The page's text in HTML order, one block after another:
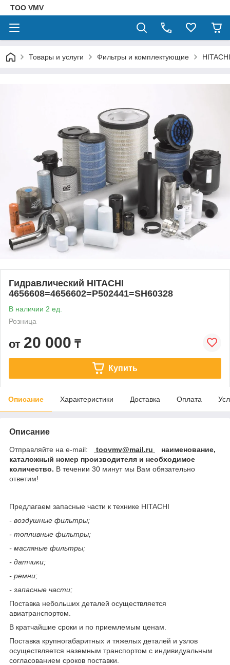
ТОО VMV
Товары и услуги Фильтры и комплектующие HITACHI
Гидравлический HITACHI
4656608=4656602=P502441=SH60328
В наличии 2 ед.
Розница
от 20 000 ₸
Купить
Описание Характеристики Доставка Оплата
Описание
Отправляйте на e-mail: toovmv@mail.ru
наименование,
каталожный номер производителя и необходимое
количество. В течении 30 минут мы Вам обязательно
ответим!
Предлагаем запасные части к технике HITACHI
- воздушные фильтры;
- топливные фильтры;
- масляные фильтры;
- датчики;
- ремни;
- запасные части;
Поставка небольших деталей осуществляется
авиатранспортом.
В кратчайшие сроки и по приемлемым ценам.
Поставка крупногабаритных и тяжелых деталей и узлов
осуществляется наземным транспортом с индивидуальным
согласованием сроков поставки.